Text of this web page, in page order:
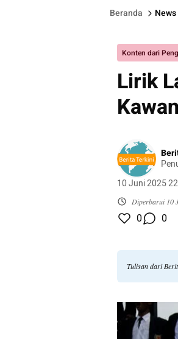
Beranda News
Konten dari
Lirik
10 Juni 2025
Diperbarui 10
0 0
Tulisan dari